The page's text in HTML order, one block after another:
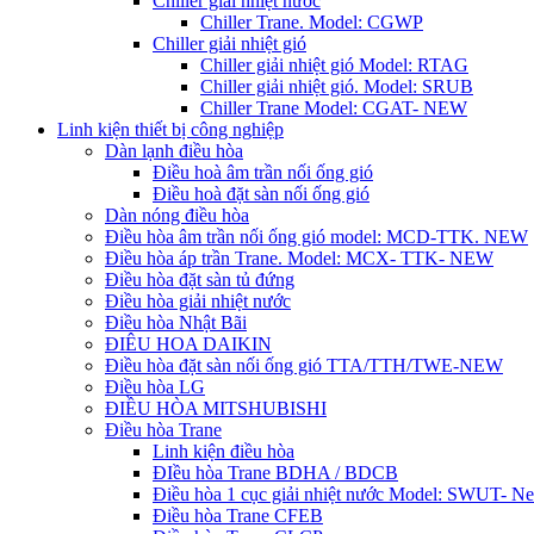
Chiller Trane. Model: CGWP
Chiller giải nhiệt gió
Chiller giải nhiệt gió Model: RTAG
Chiller giải nhiệt gió. Model: SRUB
Chiller Trane Model: CGAT- NEW
Linh kiện thiết bị công nghiệp
Dàn lạnh điều hòa
Điều hoà âm trần nối ống gió
Điều hoà đặt sàn nối ống gió
Dàn nóng điều hòa
Điều hòa âm trần nối ống gió model: MCD-TTK. NEW
Điều hòa áp trần Trane. Model: MCX- TTK- NEW
Điều hòa đặt sàn tủ đứng
Điều hòa giải nhiệt nước
Điều hòa Nhật Bãi
ĐIÊU HOA DAIKIN
Điều hòa đặt sàn nối ống gió TTA/TTH/TWE-NEW
Điều hòa LG
ĐIỀU HÒA MITSHUBISHI
Điều hòa Trane
Linh kiện điều hòa
ĐIều hòa Trane BDHA / BDCB
Điều hòa 1 cục giải nhiệt nước Model: SWUT-
Điều hòa Trane CFEB